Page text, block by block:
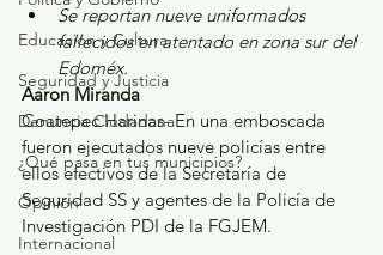
Educación y Cultura
Seguridad y Justicia
Denuncia Ciudadana
¿Qué pasa en tus municipios?
Opinión
Internacional
Se reportan nueve uniformados
fallecidos en atentado en zona sur del
Edoméx.
Aaron Miranda
Coatepec Harinas- En una emboscada
fueron ejecutados nueve policías entre
ellos efectivos de la Secretaría de
Seguridad SS y agentes de la Policía de
Investigación PDI de la FGJEM.